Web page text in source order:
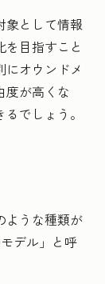
象として情報
目指すこと
オウンドメ
度が高くな
でしょう。
ような種類が
デル」と呼